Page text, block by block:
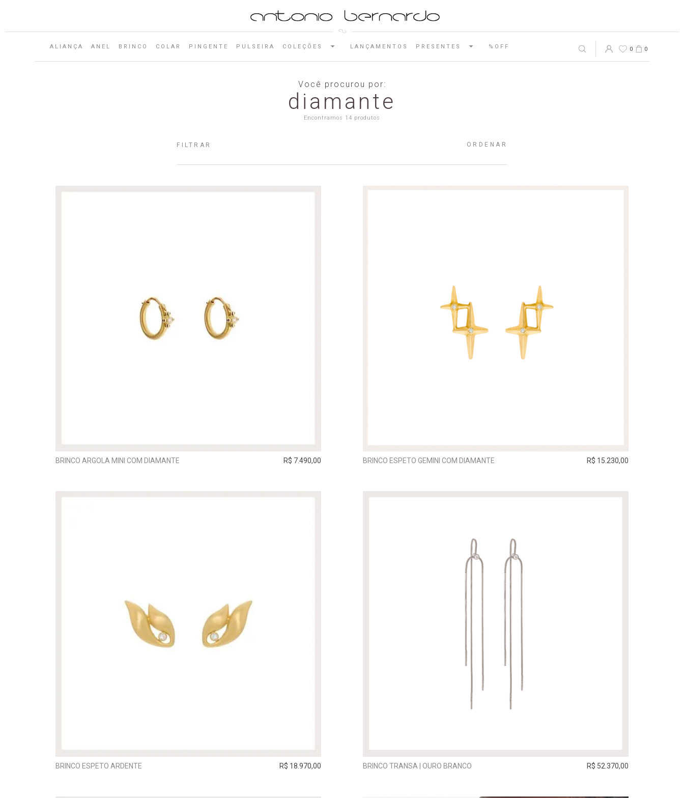
ALIANÇA ANEL BRINCO COLAR PINGENTE PULSEIRA COLEÇÕES LANÇAMENTOS PRESENTES %OFF 0 0
Você procurou por:
diamante
Encontramos 14 produtos
FILTRAR ORDENAR
BRINCO ARGOLA MINI COM DIAMANTE R$ 7.490,00 BRINCO ESPETO GEMINI COM DIAMANTE R$ 15.230,00
BRINCO ESPETO ARDENTE R$ 18.970,00 BRINCO TRANSA | OURO BRANCO R$ 52.370,00